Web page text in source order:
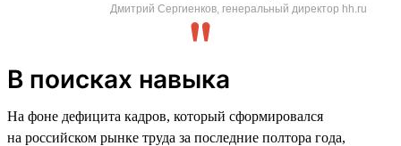
Дмитрий Сергиенков, генеральный директор hh.ru
В поисках навыка
На фоне дефицита кадров, который сформировался
на российском рынке труда за последние полтора года,